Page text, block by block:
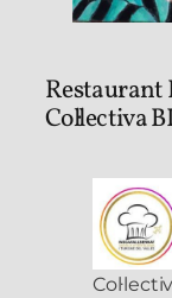
Restaurant
Col·lectiva